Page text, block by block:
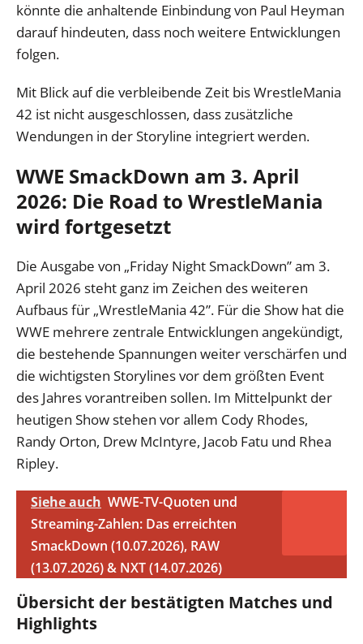
könnte die anhaltende Einbindung von Paul Heyman
darauf hindeuten, dass noch weitere Entwicklungen
folgen.
Mit Blick auf die verbleibende Zeit bis WrestleMania
42 ist nicht ausgeschlossen, dass zusätzliche
Wendungen in der Storyline integriert werden.
WWE SmackDown am 3. April
2026: Die Road to WrestleMania
wird fortgesetzt
Die Ausgabe von „Friday Night SmackDown” am 3.
April 2026 steht ganz im Zeichen des weiteren
Aufbaus für „WrestleMania 42”. Für die Show hat die
WWE mehrere zentrale Entwicklungen angekündigt,
die bestehende Spannungen weiter verschärfen und
die wichtigsten Storylines vor dem größten Event
des Jahres vorantreiben sollen. Im Mittelpunkt der
heutigen Show stehen vor allem Cody Rhodes,
Randy Orton, Drew McIntyre, Jacob Fatu und Rhea
Ripley.
Siehe auch WWE-TV-Quoten und
Streaming-Zahlen: Das erreichten
SmackDown (10.07.2026), RAW
(13.07.2026) & NXT (14.07.2026)
Übersicht der bestätigten Matches und
Highlights